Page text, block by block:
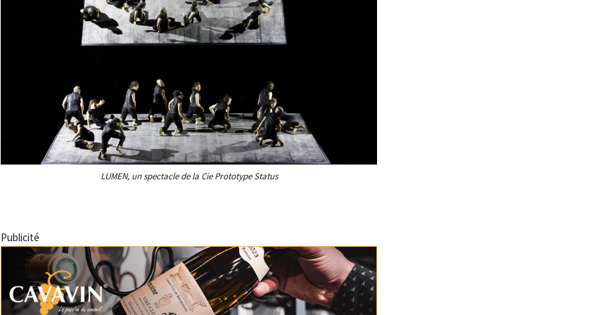
LUMEN, un spectacle de la Cie Prototype Status
Publicité